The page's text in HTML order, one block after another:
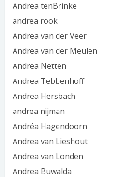
Andrea tenBrinke
andrea rook
Andrea van der Veer
Andrea van der Meulen
Andrea Netten
Andrea Tebbenhoff
Andrea Hersbach
andrea nijman
Andréa Hagendoorn
Andrea van Lieshout
Andrea van Londen
Andrea Buwalda